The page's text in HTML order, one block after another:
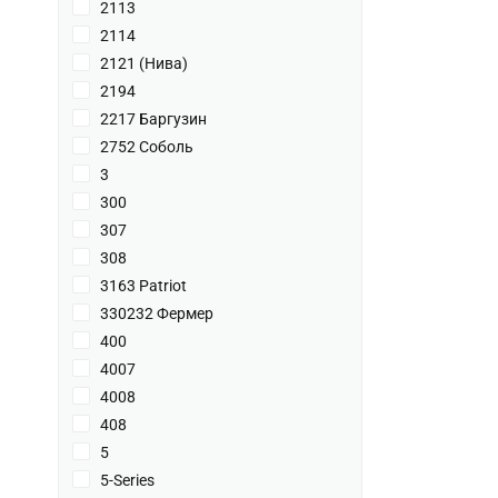
2113
2114
2121 (Нива)
2194
2217 Баргузин
2752 Соболь
3
300
307
308
3163 Patriot
330232 Фермер
400
4007
4008
408
5
5-Series